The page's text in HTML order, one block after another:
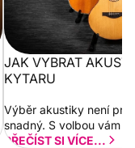
JAK VYBRAT
KYTARU
Výběr akustiky není pro
snadný. S volbou vám
PŘEČÍST SI VÍCE...